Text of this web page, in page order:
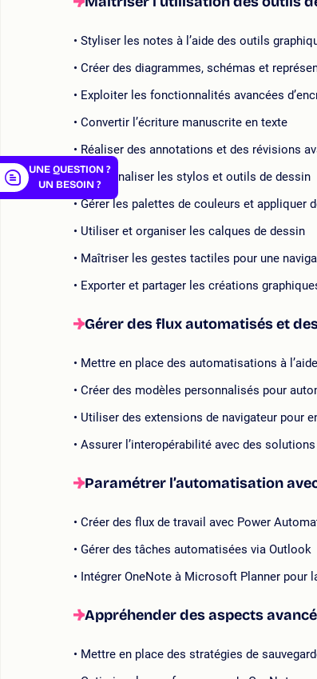
Styliser les notes à l’aide des outils
Créer des diagrammes, schémas et
Exploiter les fonctionnalités avancées
Convertir l’écriture manuscrite en texte
Réaliser des annotations et des révisions
Personnaliser les stylos et outils de dessin
Gérer les palettes de couleurs et appliquer
Utiliser et organiser les calques de dessin
Maîtriser les gestes tactiles pour une
Exporter et partager les créations
Gérer des flux automatisés et
Mettre en place des automatisations à
Créer des modèles personnalisés pour
Utiliser des extensions de navigateur pour
Assurer l’interopérabilité avec des
Paramétrer l’automatisation
Créer des flux de travail avec Power
Gérer des tâches automatisées via Outlook
Intégrer OneNote à Microsoft Planner pour
Appréhender des aspects
Mettre en place des stratégies de
UNE QUESTION ?
UN BESOIN ?